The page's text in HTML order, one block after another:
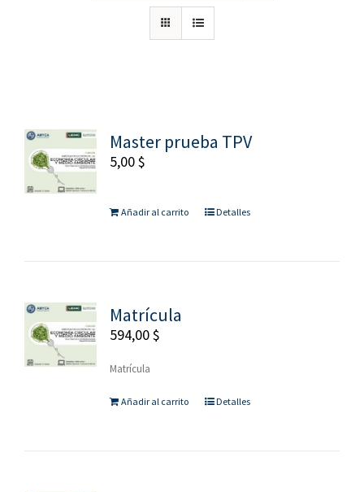
Master prueba TPV
5,00$
Añadir al carrito Detalles
Matrícula
594,00$
Matrícula
Añadir al carrito Detalles